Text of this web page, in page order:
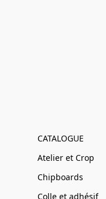
CATALOGUE
Atelier et Crop
Chipboards
Colle et adhésif